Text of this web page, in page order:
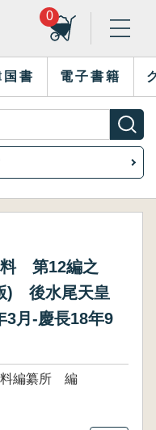
0
国書 電子書籍
料 第12編之
) 後水尾天皇
3月-慶長18年9
料編纂所 編